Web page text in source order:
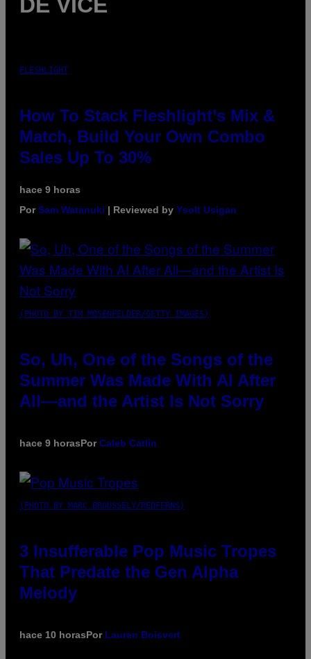
DE VICE
FLESHLIGHT
How To Stack Fleshlight’s Mix &
Match, Build Your Own Combo
Sales Up To 30%
hace 9 horas
PorSam Watanuki | Reviewed by Ysolt Usigan
(PHOTO BY TIM MOSENFELDER/GETTY IMAGES)
So, Uh, One of the Songs of the
Summer Was Made With AI After
All—and the Artist Is Not Sorry
hace 9 horasPorCaleb Catlin
(PHOTO BY MARC BROUSSELY/REDFERNS)
3 Insufferable Pop Music Tropes
That Predate the Gen Alpha
Melody
hace 10 horasPor Lauren Boisvert